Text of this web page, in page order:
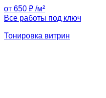
от 650 ₽ /м²
Все работы под ключ
Тонировка витрин